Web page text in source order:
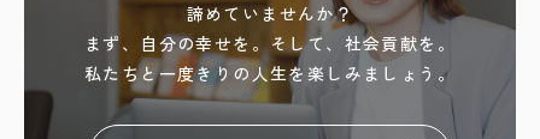
諦めていませんか？
まず、自分の幸せを。そして、社会貢献を。
私たちと一度きりの人生を 楽しみましょう。